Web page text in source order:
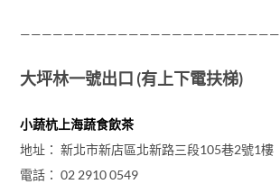
————————————————————————
大坪林一號出口 (有上下電扶梯)
小蔬杭上海蔬食飲茶
地址： 新北市新店區北新路三段105巷2號1樓
電話： 02 2910 0549